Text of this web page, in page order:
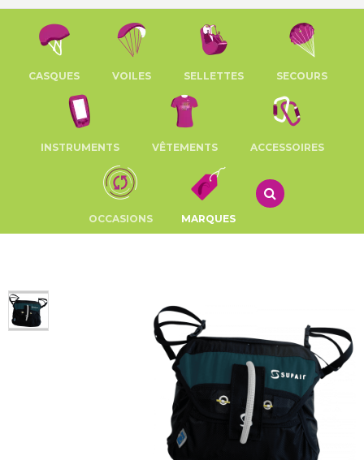
CASQUES VOILES SELLETTES SECOURS
INSTRUMENTS VÊTEMENTS ACCESSOIRES
OCCASIONS MARQUES